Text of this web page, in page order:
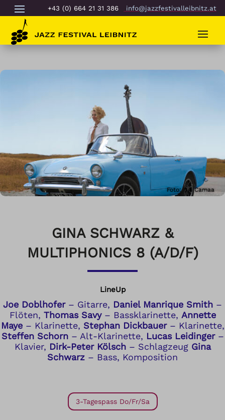
+43 (0) 664 21 31 386 info@jazzfestivalleibnitz.at
Foto: Iris Camaa
GINA SCHWARZ &
MULTIPHONICS 8 (A/D/F)
LineUp
Joe Doblhofer – Gitarre, Daniel Manrique Smith –
Flöten, Thomas Savy– Bassklarinette, Annette
Maye – Klarinette, Stephan Dickbauer – Klarinette,
Steffen Schorn – Alt-Klarinette, Lucas Leidinger –
Klavier, Dirk-Peter Kölsch – Schlagzeug Gina
Schwarz – Bass, Komposition
3-Tagespass Do/Fr/Sa